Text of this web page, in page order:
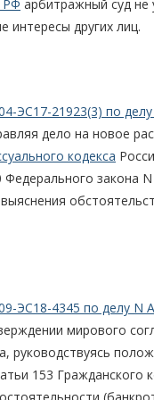
РФ арбитражный суд
интересы других лиц.
ЭС17-21923(3) по
дело на новое
кодекса
закона
ЭС18-4345 по делу N
мирового
руководствуясь
153 Гражданского